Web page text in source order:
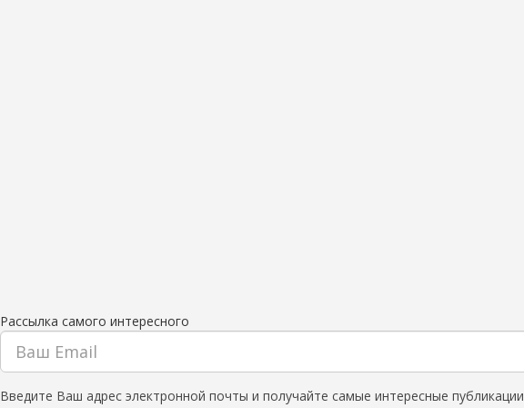
Рассылка самого интересного
Введите Ваш адрес электронной почты и получайте самые интересные публикации